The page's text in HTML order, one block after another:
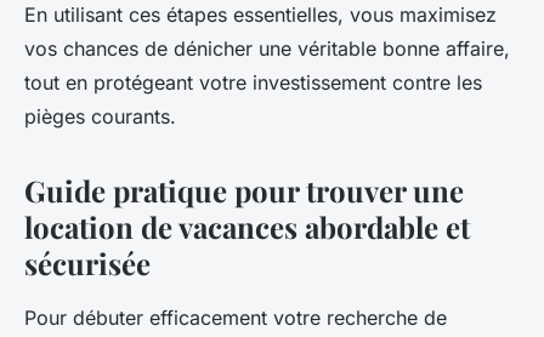
En utilisant ces étapes essentielles, vous maximisez
vos chances de dénicher une véritable bonne affaire,
tout en protégeant votre investissement contre les
pièges courants.
Guide pratique pour trouver une
location de vacances abordable et
sécurisée
Pour débuter efficacement votre recherche de